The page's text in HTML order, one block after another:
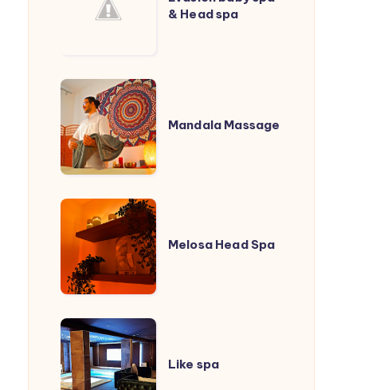
spa
& Head spa
Mandala
Massage
Mandala Massage
Melosa
Head
Melosa Head Spa
Like
spa
Like spa